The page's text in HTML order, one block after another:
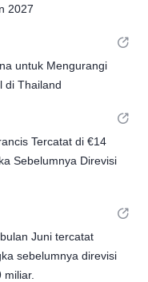
2027
untuk Mengurangi
di Thailand
Tercatat di €14
Sebelumnya Direvisi
Juni tercatat
sebelumnya direvisi